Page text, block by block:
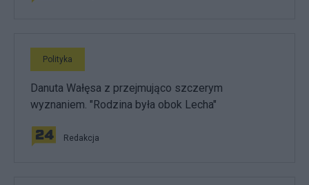
Polityka
Danuta Wałęsa z przejmująco szczerym
wyznaniem. "Rodzina była obok Lecha"
Redakcja